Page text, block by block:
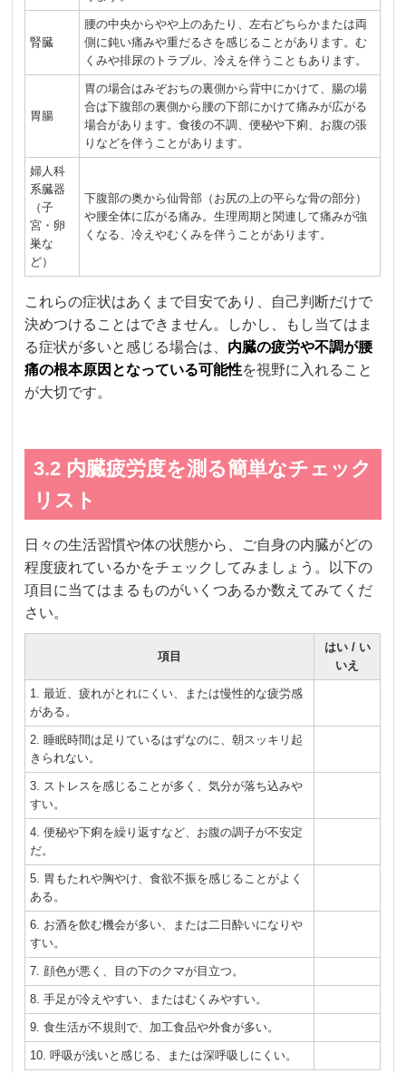
腎臓
腰の中央からやや上のあたり、左右どちらかまたは両
側に鈍い痛みや重だるさを感じることがあります。む
くみや排尿のトラブル、冷えを伴うこともあります。
胃腸
胃の場合はみぞおちの裏側から背中にかけて、腸の場
合は下腹部の裏側から腰の下部にかけて痛みが広がる
場合があります。食後の不調、便秘や下痢、お腹の張
りなどを伴うことがあります。
婦人科
系臓器
（子
宮・卵
巣な
ど）
下腹部の奥から仙骨部（お尻の上の平らな骨の部分）
や腰全体に広がる痛み。生理周期と関連して痛みが強
くなる、冷えやむくみを伴うことがあります。
これらの症状はあくまで目安であり、自己判断だけで
決めつけることはできません。しかし、もし当てはま
る症状が多いと感じる場合は、 内臓の疲労や不調が腰
痛の根本原因となっている可能性を視野に入れること
が大切です。
3.2 内臓疲労度を測る簡単なチェック
リスト
日々の生活習慣や体の状態から、ご自身の内臓がどの
程度疲れているかをチェックしてみましょう。以下の
項目に当てはまるものがいくつあるか数えてみてくだ
さい。
項目
はい / い
いえ
1. 最近、疲れがとれにくい、または慢性的な疲労感
がある。
2. 睡眠時間は足りているはずなのに、朝スッキリ起
きられない。
3. ストレスを感じることが多く、気分が落ち込みや
すい。
4. 便秘や下痢を繰り返すなど、お腹の調子が不安定
だ。
5. 胃もたれや胸やけ、食欲不振を感じることがよく
ある。
6. お酒を飲む機会が多い、または二日酔いになりや
すい。
7. 顔色が悪く、目の下のクマが目立つ。
8. 手足が冷えやすい、またはむくみやすい。
9. 食生活が不規則で、加工食品や外食が多い。
10. 呼吸が浅いと感じる、または深呼吸しにくい。